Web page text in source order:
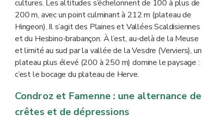
cultures. Les altitudes s’échelonnent de 100 à plus de
200 m, avec un point culminant à 212 m (plateau de
Hingeon). Il s’agit des Plaines et Vallées Scaldisiennes
et du Hesbino-brabançon. À l’est, au-delà de la Meuse
et limité au sud par la vallée de la Vesdre (Verviers), un
plateau plus élevé (200 à 250 m) domine le paysage :
c’est le bocage du plateau de Herve.
Condroz et Famenne : une alternance de
crêtes et de dépressions